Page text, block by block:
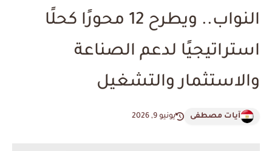
النواب.. ويطرح 12 محورًا كحلًا
استراتيجيًا لدعم الصناعة
والاستثمار والتشغيل
آيات مصطفى يونيو 9, 2026